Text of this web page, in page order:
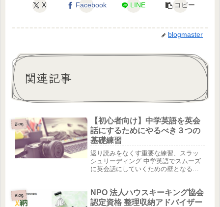
X Facebook LINE コピー
blogmaster
関連記事
Blog
【初心者向け】中学英語を英会
話にするためにやるべき３つの
基礎練習
返り読みをなくす重要な練習、スラッ
シュリーディング 中学英語でスムーズ
に英会話にしていくための壁となるの
まで聞いた後に、日本語の語順に直し
て後ろから日本語訳して理解すること...
Blog
NPO 法人ハウスキーキング協会
認定資格 整理収納アドバイザー